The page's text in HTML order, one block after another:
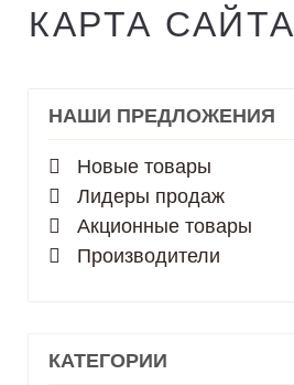
КАРТА САЙТА
НАШИ ПРЕДЛОЖЕНИЯ
Новые товары
Лидеры продаж
Акционные товары
Производители
КАТЕГОРИИ